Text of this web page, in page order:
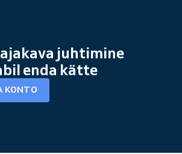
juhtimine
enda kätte
KONTO